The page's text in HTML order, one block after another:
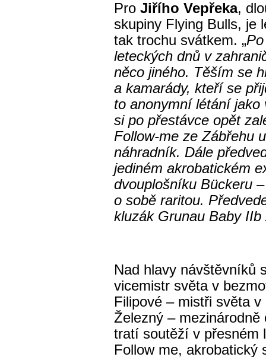
Pro Jiřího Vepřeka,
skupiny Flying Bulls, je
tak trochu svátkem. „
leteckých dnů v
něco jiného. Těším se
a kamarády, kteří se
to anonymní létání
si po přestávce opět
Follow-me ze Zábřehu
náhradník. Dále
jediném akrobatickém
dvouplošníku Bückeru
o sobě raritou.
kluzák Grunau Baby
Nad hlavy návštěvníků
vicemistr světa v
Filipové – mistři světa
Železný –
tratí soutěží v přesném
Follow me, akrobatický